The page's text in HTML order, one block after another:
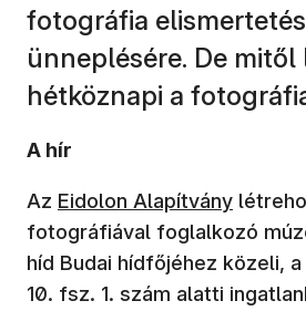
fotográfia
ünneplésére. De mitől
hétköznapi a
A hír
Az Eidolon Alapítvány
fotográfiával foglalkozó
híd Budai hídfőjéhez közeli,
10. fsz. 1. szám alatti